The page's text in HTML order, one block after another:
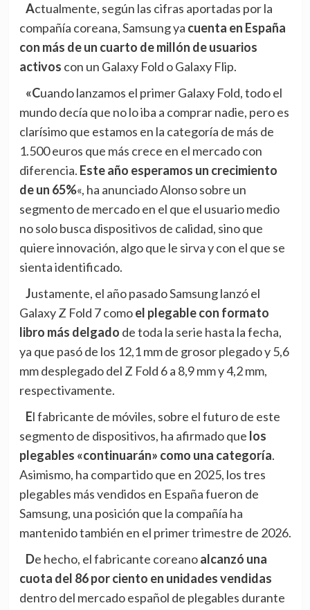
Actualmente, según las cifras aportadas por la
compañía coreana, Samsung ya cuenta en España
con más de un cuarto de millón de usuarios
activos con un Galaxy Fold o Galaxy Flip.
«Cuando lanzamos el primer Galaxy Fold, todo el
mundo decía que no lo iba a comprar nadie, pero es
clarísimo que estamos en la categoría de más de
1.500 euros que más crece en el mercado con
diferencia. Este año esperamos un crecimiento
de un 65%«, ha anunciado Alonso sobre un
segmento de mercado en el que el usuario medio
no solo busca dispositivos de calidad, sino que
quiere innovación, algo que le sirva y con el que se
sienta identificado.
Justamente, el año pasado Samsung lanzóel
Galaxy Z Fold 7comoel plegable con formato
libro más delgado de toda la serie hasta la fecha,
ya que pasó de los 12,1 mm de grosor plegado y 5,6
mm desplegado del Z Fold 6 a 8,9 mm y 4,2 mm,
respectivamente.
El fabricante de móviles, sobre el futuro de este
segmento de dispositivos, ha afirmado que los
plegables «continuarán» como una categoría.
Asimismo, ha compartido que en 2025, los tres
plegables más vendidos en España fueron de
Samsung, una posición que la compañía ha
mantenido también en el primer trimestre de 2026.
De hecho, el fabricante coreanoalcanzó una
cuota del 86 por ciento en unidades vendidas
dentro del mercado español de plegables durante